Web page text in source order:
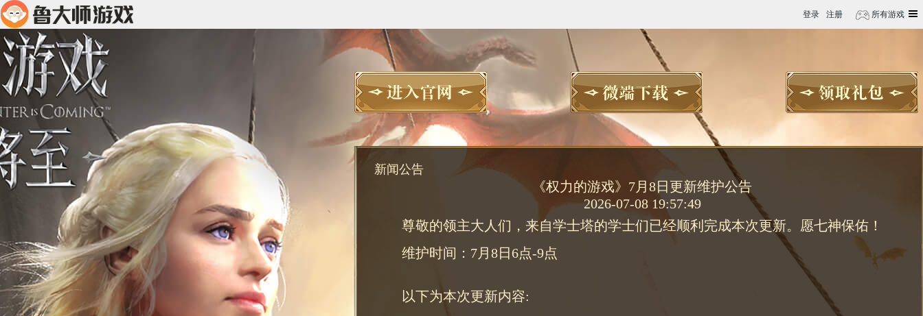
登录 注册 所有游戏
新闻公告
《权力的游戏》7月8日更新维护公告
2026-07-08 19:57:49
尊敬的领主大人们，来自学士塔的学士们已经顺利完成本次更新。愿七神保佑！
维护时间：7月8日6点-9点
以下为本次更新内容: